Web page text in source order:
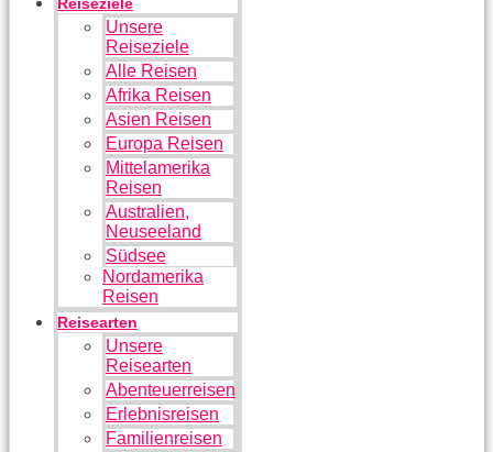
Unsere
Reiseziele
Alle Reisen
Afrika Reisen
Asien Reisen
Europa Reisen
Mittelamerika
Reisen
Australien,
Neuseeland
Südsee
Nordamerika
Reisen
Reisearten
Unsere
Reisearten
Abenteuerreisen
Erlebnisreisen
Familienreisen